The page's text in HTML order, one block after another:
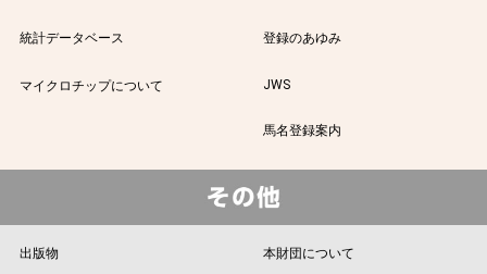
統計データベース 登録のあゆみ
マイクロチップについて JWS
馬名登録案内
出版物 本財団について